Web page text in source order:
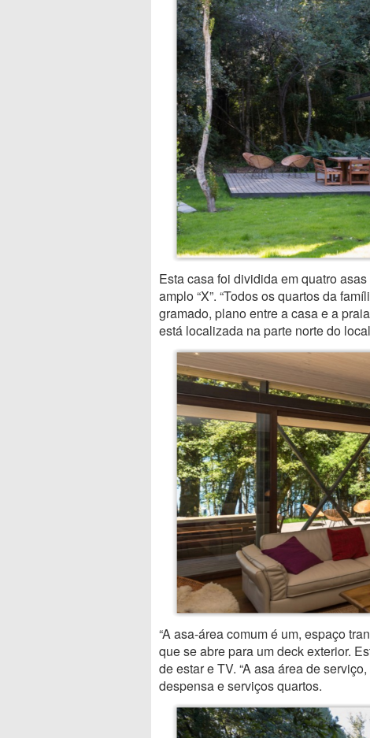
Esta casa foi dividida em quatro
amplo “X”. “Todos os quartos da
gramado, plano entre a casa e a
está localizada na parte norte do
“A asa-área comum é um, espaço
que se abre para um deck exterior.
de estar e TV. “A asa área de
despensa e serviços quartos.